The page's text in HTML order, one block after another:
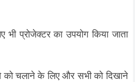
प्रोजेक्टर का उपयोग किया जाता
को चलाने के लिए और सभी को दिखाने